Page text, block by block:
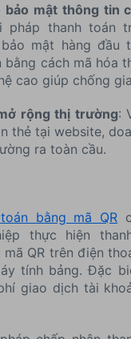
bảo mật thông tin
pháp thanh toán
mật hàng đầu
cách mã hóa
cao giúp chống
rộng thị trường:
thẻ tại website,
ra toàn cầu.
bằng mã QR
thực hiện
QR trên điện
tính bảng. Đặc
giao dịch tài